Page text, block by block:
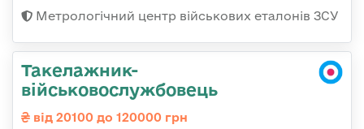
Метрологічний центр військових еталонів ЗСУ
Такелажник-
військовослужбовець
від 20100 до 120000 грн